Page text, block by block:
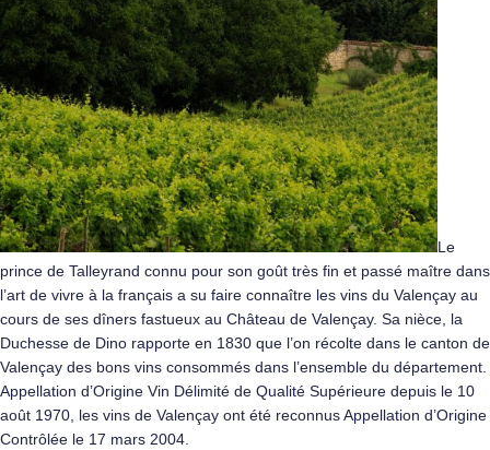
Le
prince de Talleyrand connu pour son goût très fin et passé maître dans
l’art de vivre à la français a su faire connaître les vins du Valençay au
cours de ses dîners fastueux au Château de Valençay. Sa nièce, la
Duchesse de Dino rapporte en 1830 que l’on récolte dans le canton de
Valençay des bons vins consommés dans l’ensemble du département.
Appellation d’Origine Vin Délimité de Qualité Supérieure depuis le 10
août 1970, les vins de Valençay ont été reconnus Appellation d’Origine
Contrôlée le 17 mars 2004.